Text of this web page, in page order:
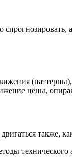
цены,
также,
технического